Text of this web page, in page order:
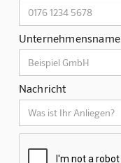
Unternehmensname
Nachricht